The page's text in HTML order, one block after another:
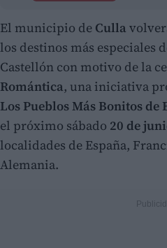
El municipio de Culla
los destinos más especiales
Castellón con motivo de la
Romántica, una iniciativa
Los Pueblos Más Bonitos de
el próximo sábado 20 de
localidades de España,
Alemania.